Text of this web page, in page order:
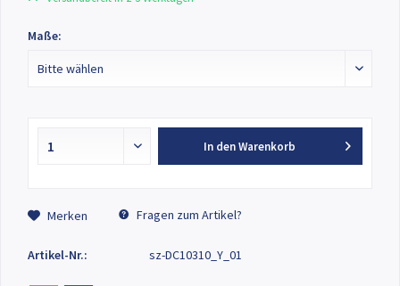
Maße:
In denWarenkorb
Merken Fragen zum Artikel?
Artikel-Nr.: sz-DC10310_Y_01